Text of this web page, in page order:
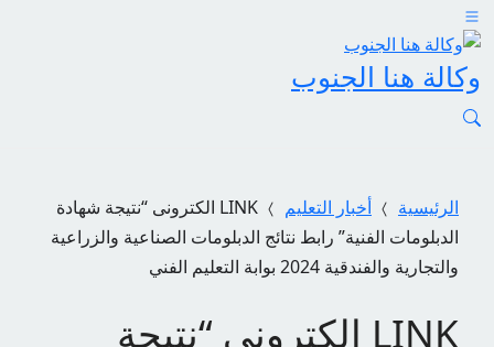
وكالة هنا الجنوب
الرئيسية أخبار التعليم
LINK الكترونى “نتيجة شهادة
الدبلومات الفنية” رابط نتائج الدبلومات الصناعية والزراعية
والتجارية والفندقية 2024 بوابة التعليم الفني
LINK الكترونى “نتيجة